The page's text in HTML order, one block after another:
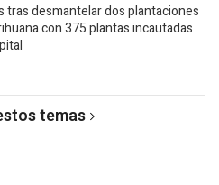
tras desmantelar dos plantaciones
con 375 plantas incautadas
temas